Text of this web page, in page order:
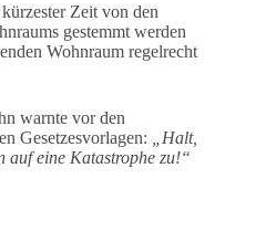
Zeit von den
gestemmt werden
Wohnraum regelrecht
warnte vor den
Gesetzesvorlagen:
„Halt,
auf eine Katastrophe zu!“